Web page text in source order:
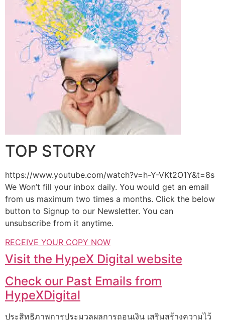
TOP STORY
https://www.youtube.com/watch?v=h-Y-VKt2O1Y&t=8s
We Won’t fill your inbox daily. You would get an email
from us maximum two times a months. Click the below
button to Signup to our Newsletter. You can
unsubscribe from it anytime.
RECEIVE YOUR COPY NOW
Visit the HypeX Digital website
Check our Past Emails from
HypeXDigital
ประสิทธิภาพการประมวลผลการถอนเงิน เสริมสร้างความไว้